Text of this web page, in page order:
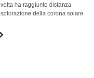
ha raggiunto distanza
della corona solare